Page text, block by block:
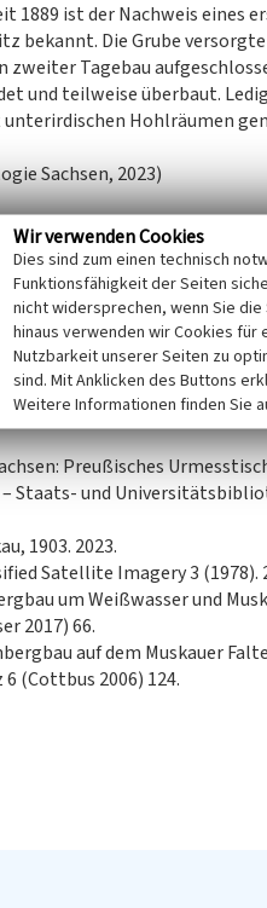
1889 ist der Nachweis eines
bekannt. Die Grube
zweiter Tagebau
und teilweise überbaut.
Hohlräumen
Sachsen, 2023)
2022.
vor 1945). 2022.
Ausgabe Staat). 2022.
Preußisches
Staats- und
1903. 2023.
Satellite Imagery 3 (1978).
um Weißwasser und
2017) 66.
auf dem Muskauer
(Cottbus 2006) 124.
Wir verwenden Cookies
Dies sind zum einen technisch
Funktionsfähigkeit der Seiten
nicht widersprechen, wenn Sie
hinaus verwenden wir Cookies für
Nutzbarkeit unserer Seiten zu
sind. Mit Anklicken des Buttons
Weitere Informationen finden Sie